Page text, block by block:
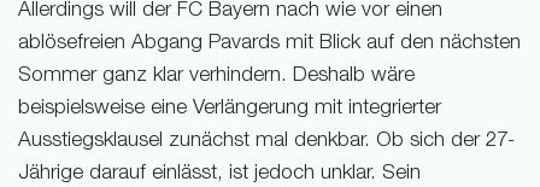
Allerdings will der FC Bayern nach wie vor einen
ablösefreien Abgang Pavards mit Blick auf den nächsten
Sommer ganz klar verhindern. Deshalb wäre
beispielsweise eine Verlängerung mit integrierter
Ausstiegsklausel zunächst mal denkbar. Ob sich der 27-
Jährige darauf einlässt, ist jedoch unklar. Sein